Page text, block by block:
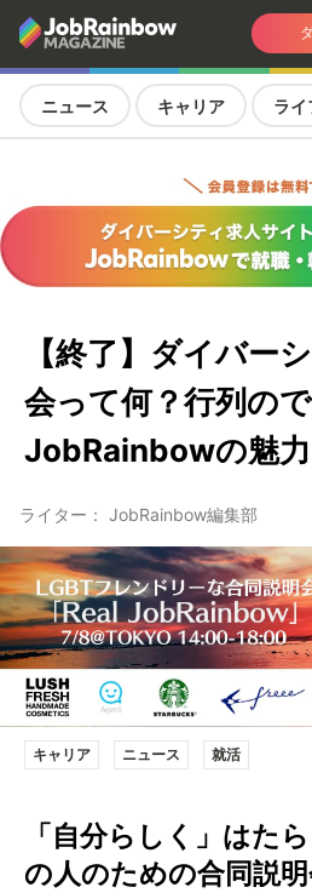
ニュース キャリア ライ
【終了】ダイバー
会って何？行列の
JobRainbowの魅力
ライター： JobRainbow編集部
キャリア ニュース 就活
「自分らしく」はた
の人のための合同説